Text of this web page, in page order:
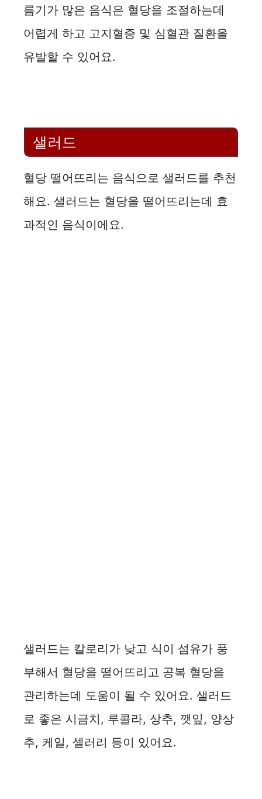
름기가 많은 음식은 혈당을 조절하는데
어렵게 하고 고지혈증 및 심혈관 질환을
유발할 수 있어요.
샐러드
혈당 떨어뜨리는 음식으로 샐러드를 추천
해요. 샐러드는 혈당을 떨어뜨리는데 효
과적인 음식이에요.
샐러드는 칼로리가 낮고 식이 섬유가 풍
부해서 혈당을 떨어뜨리고 공복 혈당을
관리하는데 도움이 될 수 있어요. 샐러드
로 좋은 시금치, 루콜라, 상추, 깻잎, 양상
추, 케일, 셀러리 등이 있어요.